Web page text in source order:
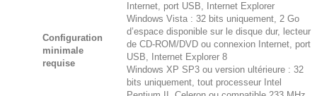
Configuration
minimale
requise
Internet, port USB, Internet Explorer
Windows Vista : 32 bits uniquement, 2 Go
d’espace disponible sur le disque dur, lecteur
de CD-ROM/DVD ou connexion Internet, port
USB, Internet Explorer 8
Windows XP SP3 ou version ultérieure : 32
bits uniquement, tout processeur Intel